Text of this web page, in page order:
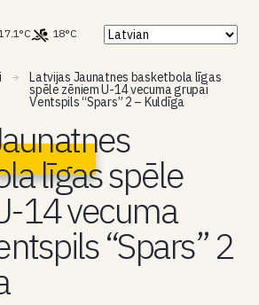
18°C
Latvijas Jaunatnes basketbola līgas
spēle zēniem U-14 vecuma grupai
Ventspils “Spars” 2 – Kuldīga
līgas spēle
14 vecuma
“Spars” 2